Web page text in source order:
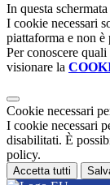
In questa
I cookie necessari
piattaforma e non
Per conoscere
visionare la
Cookie necessari
I cookie necessari
disabilitati. È
policy.
Accetta tutti